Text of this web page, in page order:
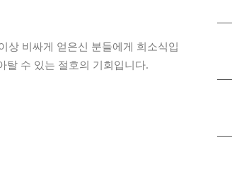
상 비싸게 얻은신 분들에게 희소식입
탈 수 있는 절호의 기회입니다.